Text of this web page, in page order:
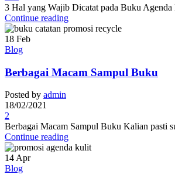
3 Hal yang Wajib Dicatat pada Buku
Continue reading
18 Feb
Blog
Berbagai Macam Sampul Buku
Posted by admin
18/02/2021
2
Berbagai Macam Sampul Buku Kalian pasti
Continue reading
14Apr
Blog